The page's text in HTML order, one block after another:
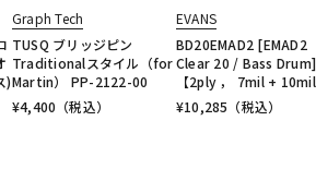
)
Graph Tech
TUSQ ブリッジピン
Traditionalスタイル（for
Martin） PP-2122-00
¥4,400 （税込）
EVANS
BD20EMAD2 [EMAD2
Clear 20 / Bass Drum]
【2ply ， 7mil +
¥10,285 （税込）